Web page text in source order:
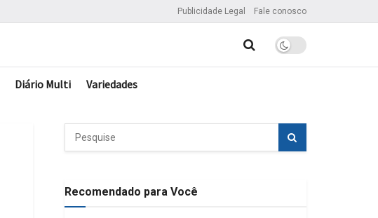
Publicidade Legal Fale conosco
Diário Multi Variedades
Recomendado para Você